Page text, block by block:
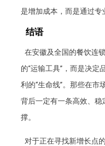
是增加成本，而是通过专
结语
在安徽及全国的餐饮连
的“运输工具”，而是决定
利的“生命线”。那些在市
背后一定有一条高效、
撑。
对于正在寻找新增长点